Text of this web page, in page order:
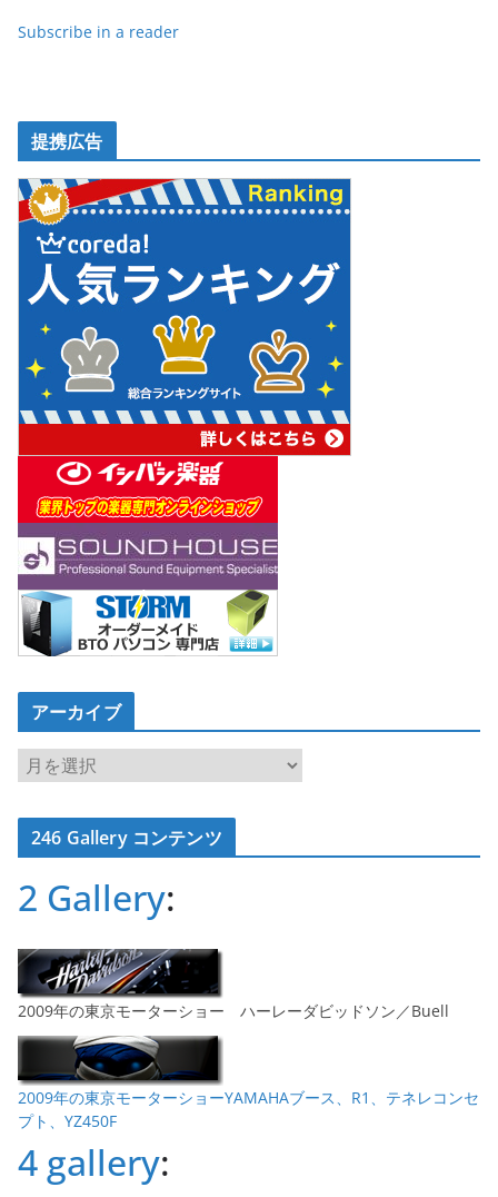
Subscribe in a reader
提携広告
アーカイブ
ア
ー
カ
イ246 Gallery コンテンツ
2 Gallery:
2009年の東京モーターショー ハーレーダビッドソン／Buell
2009年の東京モーターショーYAMAHAブース、R1、テネレコンセ
プト、YZ450F
4 gallery: